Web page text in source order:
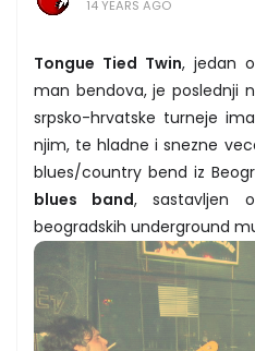
14 YEARS AGO
Tongue Tied Twin, jedan
man bendova, je poslednji
srpsko-hrvatske turneje
njim, te hladne i snezne
blues/country bend iz
blues band, sastavljen
beogradskih underground